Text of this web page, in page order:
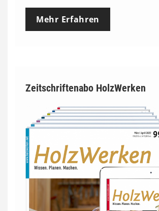
Mehr Erfahren
Zeitschriftenabo HolzWerken